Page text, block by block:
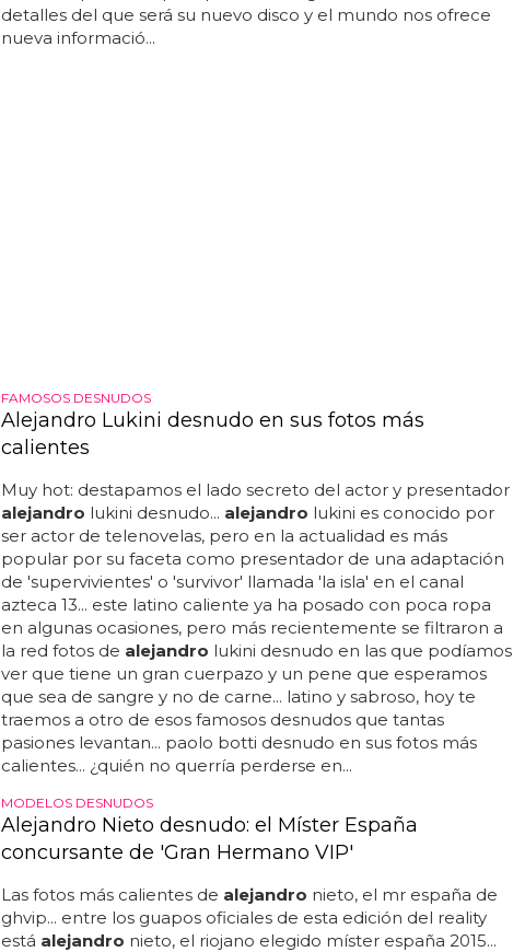
detalles del que será su nuevo disco y el mundo nos ofrece
nueva informació...
FAMOSOS DESNUDOS
Alejandro Lukini desnudo en sus fotos más
calientes
Muy hot: destapamos el lado secreto del actor y presentador
alejandro lukini desnudo... alejandro lukini es conocido por
ser actor de telenovelas, pero en la actualidad es más
popular por su faceta como presentador de una adaptación
de 'supervivientes' o 'survivor' llamada 'la isla' en el canal
azteca 13... este latino caliente ya ha posado con poca ropa
en algunas ocasiones, pero más recientemente se filtraron a
la red fotos de alejandro lukini desnudo en las que podíamos
ver que tiene un gran cuerpazo y un pene que esperamos
que sea de sangre y no de carne... latino y sabroso, hoy te
traemos a otro de esos famosos desnudos que tantas
pasiones levantan... paolo botti desnudo en sus fotos más
calientes... ¿quién no querría perderse en...
MODELOS DESNUDOS
Alejandro Nieto desnudo: el Míster España
concursante de 'Gran Hermano VIP'
Las fotos más calientes de alejandro nieto, el mr españa de
ghvip... entre los guapos oficiales de esta edición del reality
está alejandro nieto, el riojano elegido míster españa 2015...